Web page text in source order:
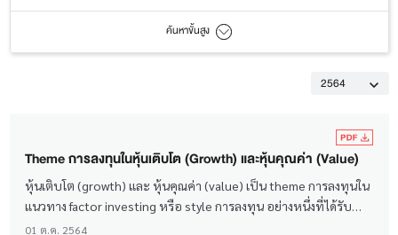
ค้นหาขั้นสูง
2564
Theme การลงทุนในหุ้นเติบโต (Growth) และหุ้นคุณค่า (Value)
หุ้นเติบโต (growth) และ หุ้นคุณค่า (value) เป็น theme การลงทุนใน
แนวทาง factor investing หรือ style การลงทุน อย่างหนึ่งที่ได้รับ
ความสนใจจากนักลงทุนในหลายๆ ตลาด โดยหุ้น growth มักเป็นธุรกิจ
01 ต.ค. 2564